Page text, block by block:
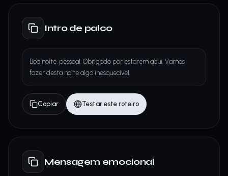
Intro de palco
Boa noite, pessoal. Obrigado por estarem aqui. Vamos
fazer desta noite algo inesquecível.
Copiar Testar este roteiro
Mensagem emocional